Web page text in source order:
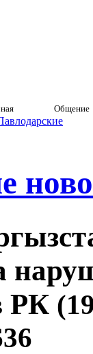
Общение
РК